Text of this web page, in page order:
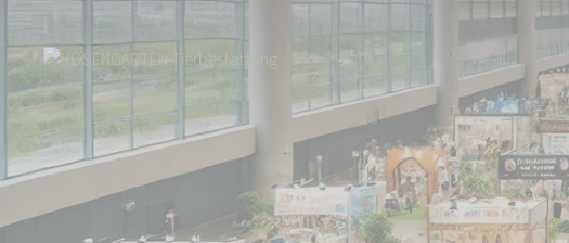
Über uns Aktuelles Besuchen Sie uns auf Messen in Karlsruhe und Stuttgart